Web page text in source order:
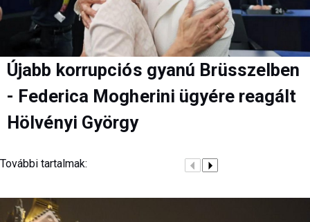
Újabb korrupciós gyanú Brüsszelben
- Federica Mogherini ügyére reagált
Hölvényi György
További tartalmak: